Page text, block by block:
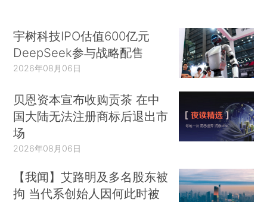
宇树科技IPO估值600亿元
DeepSeek参与战略配售
2026年08月06日
贝恩资本宣布收购贡茶 在中
国大陆无法注册商标后退出市
场
2026年08月06日
【我闻】艾路明及多名股东被
拘 当代系创始人因何此时被